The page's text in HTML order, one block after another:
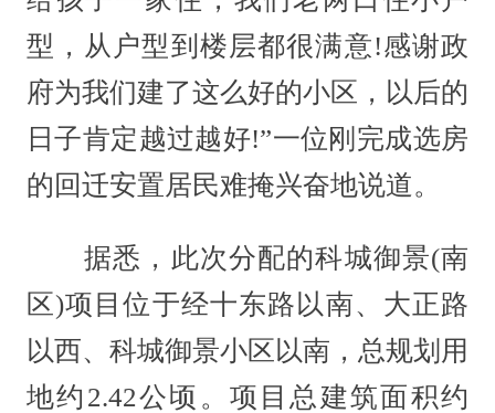
型，从户型到楼层都很满意!感谢政
府为我们建了这么好的小区，以后的
日子肯定越过越好!”一位刚完成选房
的回迁安置居民难掩兴奋地说道。
据悉，此次分配的科城御景(南
区)项目位于经十东路以南、大正路
以西、科城御景小区以南，总规划用
地约2.42公顷。项目总建筑面积约